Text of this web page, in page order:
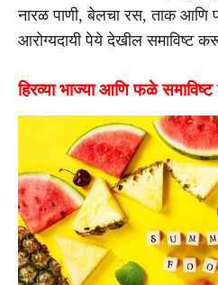
नारळ पाणी, बेलचा रस, ताक आणि
आरोग्यदायी पेये देखील समाविष्ट
हिरव्या भाज्या आणि फळे समाविष्ट